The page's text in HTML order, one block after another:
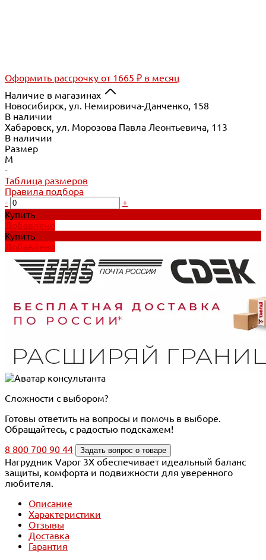
Оформить рассрочку от 1665 ₽ в месяц
Наличие в магазинах
Новосибирск, ул. Немировича-Данченко, 158
В наличии
Хабаровск, ул. Морозова Павла Леонтьевича, 113
В наличии
Размер
M
-
Таблица размеров
Правила подбора
-
+
Купить
Добавлено
Купить
Добавлено
Сложности с выбором?
Готовы ответить на вопросы и помочь в выборе.
Обращайтесь, с радостью подскажем!
8 800 700 90 44
Задать вопрос о товаре
Нагрудник Vapor 3X обеспечивает идеальный баланс
защиты, комфорта и подвижности для уверенного
любителя.
Описание
Характеристики
Отзывы
Доставка
Гарантия